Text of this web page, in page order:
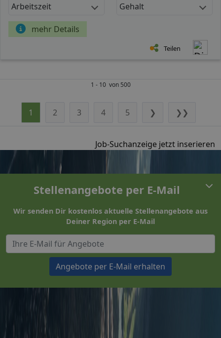
Arbeitszeit Gehalt
mehr Details
Teilen
1 - 10 von 500
1 2 3 4 5 ❯ ❯❯
Job-Suchanzeige jetzt inserieren
Stellenangebote per E-Mail
Wir senden Dir kostenlos aktuelle Stellenangebote aus
Deiner Region per E-Mail
Angebote per E-Mail erhalten